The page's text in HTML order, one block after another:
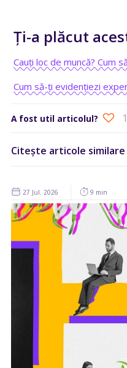
Ți-a plăcut
Cauți loc de muncă? Cum
Cum să-ți evidențiezi
A fost util articolul?
Citește articole similare
27 Jul. 2026 9 min